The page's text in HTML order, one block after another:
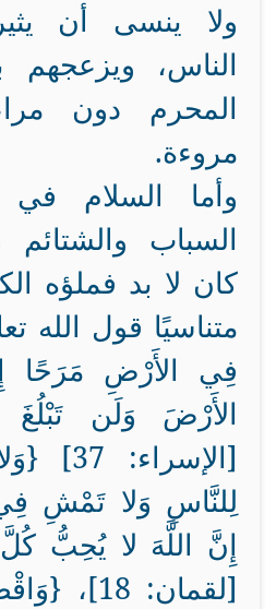
ولا ينسى أن
الناس، ويزعجهم
المحرم دون
مروءة.
وأما السلام
السباب والشتائم
كان لا بد فملؤه
متناسيًا قول الله
فِي الأَرْضِ مَرَحًا
الأَرْضَ وَلَن تَبْلُغَ
لِلنَّاسِ وَلا تَمْشِ
إِنَّ اللَّهَ لا يُحِبُّ
[لقمان: